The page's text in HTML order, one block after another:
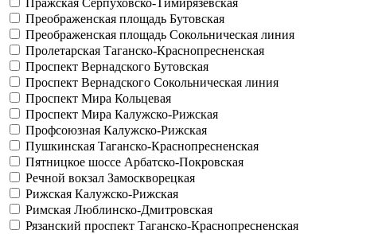
Пражская Серпуховско-Тимирязевская
Преображенская площадь Бутовская
Преображенская площадь Сокольническая линия
Пролетарская Таганско-Краснопресненская
Проспект Вернадского Бутовская
Проспект Вернадского Сокольническая линия
Проспект Мира Кольцевая
Проспект Мира Калужско-Рижская
Профсоюзная Калужско-Рижская
Пушкинская Таганско-Краснопресненская
Пятницкое шоссе Арбатско-Покровская
Речной вокзал Замоскворецкая
Рижская Калужско-Рижская
Римская Люблинско-Дмитровская
Рязанский проспект Таганско-Краснопресненская